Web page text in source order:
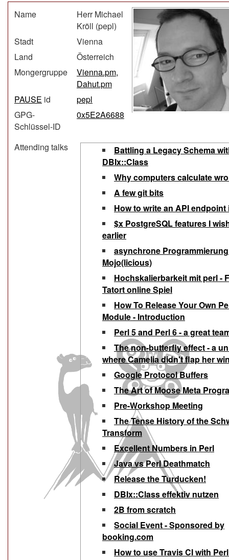
Name
Herr Michael
Kröll (‎pepl‎)
Stadt
Vienna
Land
Österreich
Mongergruppe
Vienna.pm,
Dahut.pm
PAUSE id
pepl
GPG-
Schlüssel-ID
0x5E2A6688
Attending talks
‎Battling a Legacy Schema
DBIx::Class‎
‎Why computers calculate
‎A few git bits‎
‎How to write an API endpoint
‎$x PostgreSQL features I
earlier‎
‎asynchrone
Mojo(licious)‎
‎Hochskalierbarkeit mit perl -
Tatort online Spiel‎
‎How To Release Your Own
Module - Introduction‎
‎Perl 5 and Perl 6 - a great
‎The non-butterfly effect - a
where Camelia didn't flap her
‎Google Protocol Buffers‎
‎The Art of Moose Meta
‎Pre-Workshop Meeting‎‎
‎The Tense History of the
Transform‎
‎Excellent Numbers in Perl‎
‎Java vs Perl Deathmatch‎
‎Release the Turducken!‎
‎DBIx::Class effektiv nutzen‎
‎2B from scratch‎
‎Social Event - Sponsored by
booking.com‎
‎How to use Travis CI with